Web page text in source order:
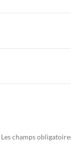
Les champs